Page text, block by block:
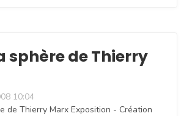
sphère de Thierry
10:04
de Thierry Marx Exposition - Création